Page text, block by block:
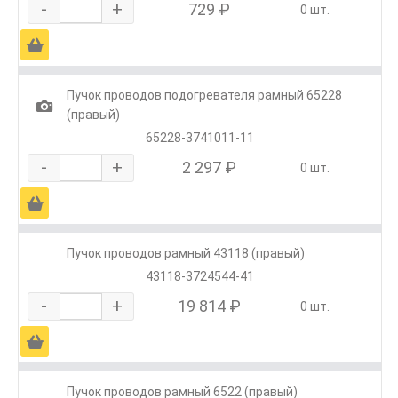
- + 729 ₽ 0 шт.
Ä
1
Пучок проводов подогревателя рамный 65228
(правый)
65228-3741011-11
- + 2 297 ₽ 0 шт.
Ä
Пучок проводов рамный 43118 (правый)
43118-3724544-41
- + 19 814 ₽ 0 шт.
Ä
Пучок проводов рамный 6522 (правый)